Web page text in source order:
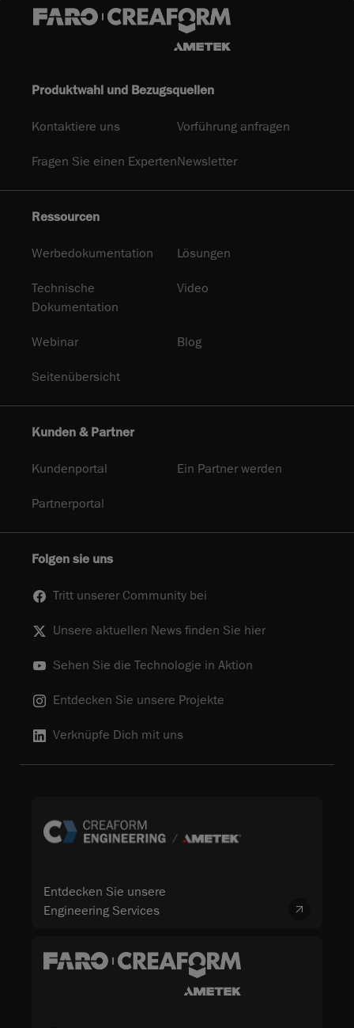
Produktwahl und Bezugsquellen
Kontaktiere uns Vorführung anfragen
Fragen Sie einen ExpertenNewsletter
Ressourcen
Werbedokumentation Lösungen
Technische
Dokumentation
Video
Webinar Blog
Seitenübersicht
Kunden & Partner
Kundenportal Ein Partner werden
Partnerportal
Folgen sie uns
Tritt unserer Community bei
Unsere aktuellen News finden Sie hier
Sehen Sie die Technologie in Aktion
Entdecken Sie unsere Projekte
Verknüpfe Dich mit uns
Entdecken Sie unsere
Engineering Services